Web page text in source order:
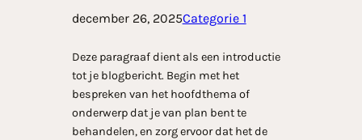
december 26, 2025Categorie 1
Deze paragraaf dient als een introductie
tot je blogbericht. Begin met het
bespreken van het hoofdthema of
onderwerp dat je van plan bent te
behandelen, en zorg ervoor dat het de